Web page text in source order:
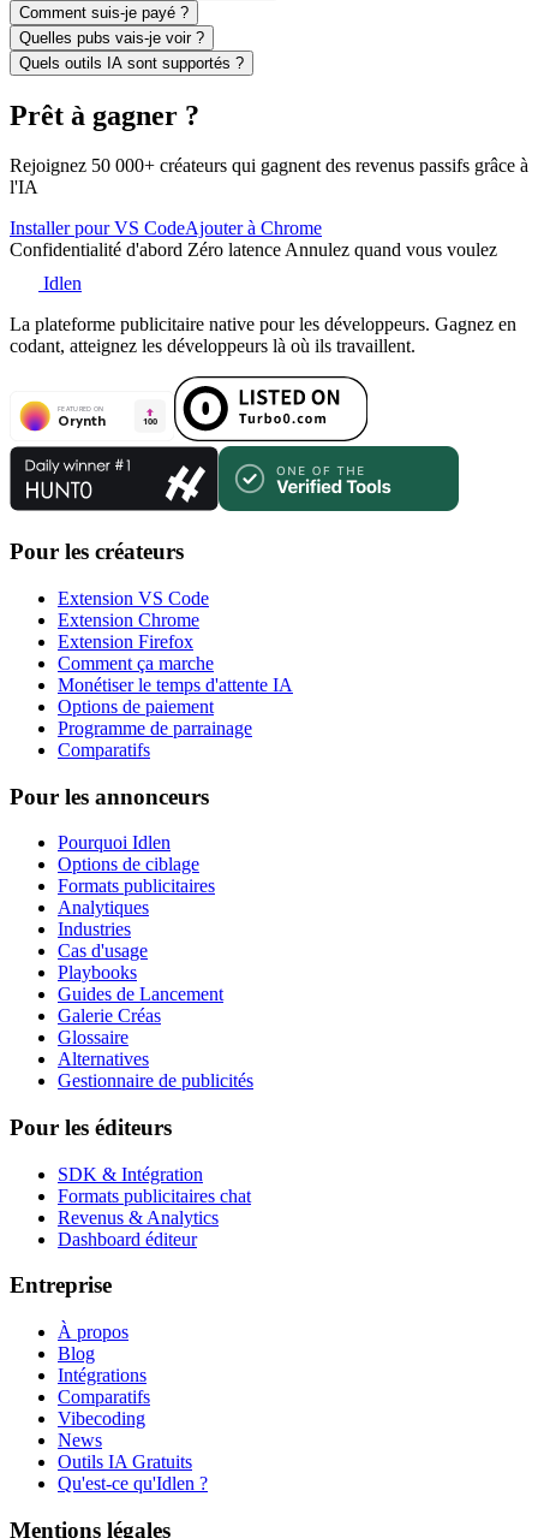
Comment suis-je payé ?
Quelles pubs vais-je voir ?
Quels outils IA sont supportés ?
Prêt à gagner ?
Rejoignez 50 000+ créateurs qui gagnent des revenus passifs grâce à
l'IA
Installer pour VS CodeAjouter à Chrome
Confidentialité d'abord Zéro latenceAnnulez quand vous voulez
Idlen
La plateforme publicitaire native pour les développeurs. Gagnez en
codant, atteignez les développeurs là où ils travaillent.
Pour les créateurs
Extension VS Code
Extension Chrome
Extension Firefox
Comment ça marche
Monétiser le temps d'attente IA
Options de paiement
Programme de parrainage
Comparatifs
Pour les annonceurs
Pourquoi Idlen
Options de ciblage
Formats publicitaires
Analytiques
Industries
Cas d'usage
Playbooks
Guides de Lancement
Galerie Créas
Glossaire
Alternatives
Gestionnaire de publicités
Pour les éditeurs
SDK & Intégration
Formats publicitaires chat
Revenus & Analytics
Dashboard éditeur
Entreprise
À propos
Blog
Intégrations
Comparatifs
Vibecoding
News
Outils IA Gratuits
Qu'est-ce qu'Idlen ?
Mentions légales